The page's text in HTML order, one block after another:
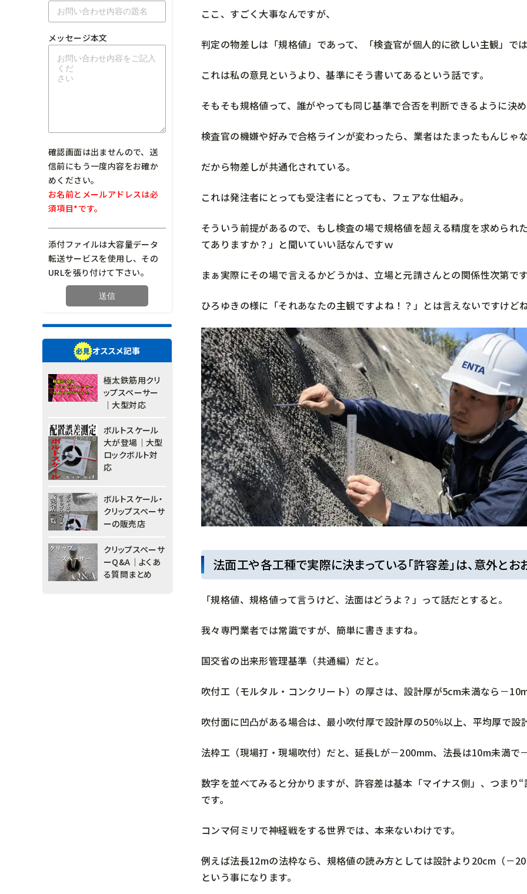
ここ、すごく大事なんですが、
判定の物差しは「規格値」であって、「検査官が個人的に欲しい主観」で
これは私の意見というより、基準にそう書いてあるという話です。
そもそも規格値って、誰がやっても同じ基準で合否を判断できるように決
検査官の機嫌や好みで合格ラインが変わったら、業者はたまったもんじゃ
だから物差しが共通化されている。
これは発注者にとっても受注者にとっても、フェアな仕組み。
そういう前提があるので、もし検査の場で規格値を超える精度を求めら
てありますか？」と聞いていい話なんですｗ
まぁ実際にその場で言えるかどうかは、立場と元請さんとの関係性次第で
ひろゆきの様に「それあなたの主観ですよね！？」とは言えないですけど
法面工や各工種で実際に決まっている「許容差」は、意外とお
「規格値、規格値って言うけど、法面はどうよ？」って話だとすると。
我々専門業者では常識ですが、簡単に書きますね。
国交省の出来形管理基準（共通編）だと。
吹付工（モルタル・コンクリート）の厚さは、設計厚が5cm未満なら－
吹付面に凹凸がある場合は、最小吹付厚で設計厚の50％以上、平均厚で設
法枠工（現場打・現場吹付）だと、延長Lが－200mm、法長は10m未満
数字を並べてみると分かりますが、許容差は基本「マイナス側」、つまり
です。
コンマ何ミリで神経戦をする世界では、本来ないわけです。
例えば法長12mの法枠なら、規格値の読み方としては設計より20cm（－
という事になります。
メッセージ本文
確認画面は出ませんので、送
信前にもう一度内容をお確か
めください。
お名前とメールアドレスは必
須項目*です。
添付ファイルは大容量データ
転送サービスを使用し、その
URLを張り付けて下さい。
オススメ記事
極太鉄筋用クリ
ップスペーサー
｜大型対応
ボルトスケール
大が登場｜大型
ロックボルト対
応
ボルトスケール・
クリップスペーサ
ーの販売店
クリップスペーサ
ーQ&A｜よくあ
る質問まとめ